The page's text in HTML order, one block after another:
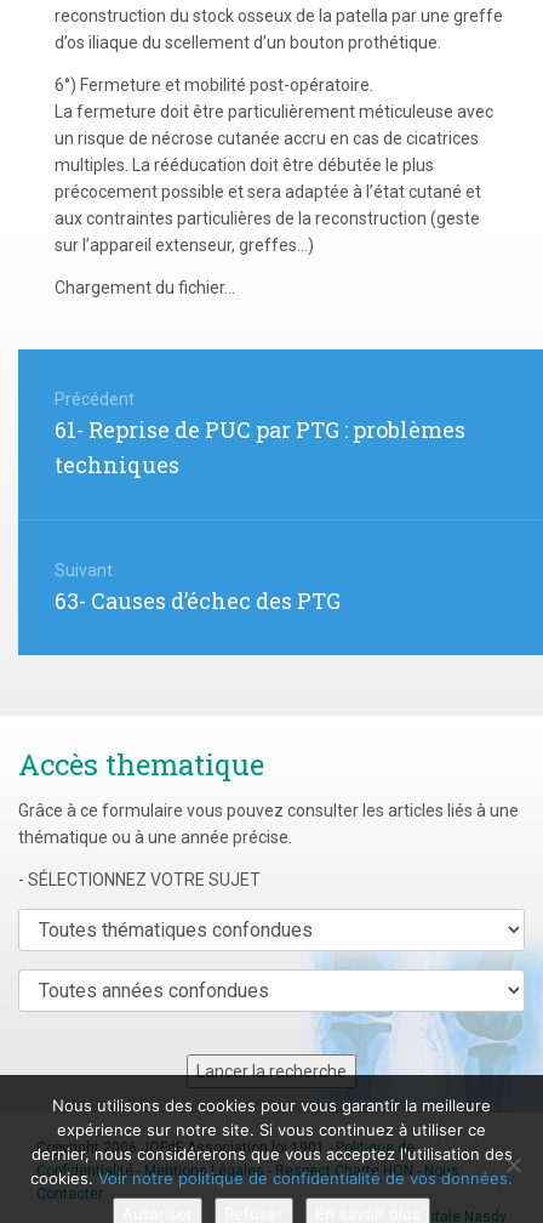
reconstruction du stock osseux de la patella par une greffe
d’os iliaque du scellement d’un bouton prothétique.
6°) Fermeture et mobilité post-opératoire.
La fermeture doit être particulièrement méticuleuse avec
un risque de nécrose cutanée accru en cas de cicatrices
multiples. La rééducation doit être débutée le plus
précocement possible et sera adaptée à l’état cutané et
aux contraintes particulières de la reconstruction (geste
sur l’appareil extenseur, greffes…)
Chargement du fichier...
de
l’article
Précédent
Article
61- Reprise de PUC par PTG : problèmes
techniques
Suivant
Article
63- Causes d’échec des PTG
Accès thematique
Grâce à ce formulaire vous pouvez consulter les articles liés à une
thématique ou à une année précise.
- SÉLECTIONNEZ VOTRE SUJET
Nous utilisons des cookies pour vous garantir la meilleure
expérience sur notre site. Si vous continuez à utiliser ce
dernier, nous considérerons que vous acceptez l'utilisation des
cookies.Voir notre politique de confidentialité de vos données.
Copyright 2006 JOFdF Association loi 1901 -Politique de
Confidentialité - Mentions Légales - Respect Charte HON - Nous
Contacter
Agence digitale Nasdy